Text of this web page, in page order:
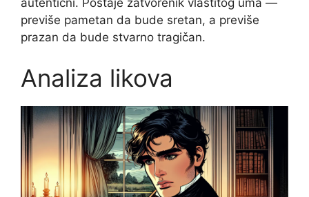
previše pametan da bude sretan, a previše
prazan da bude stvarno tragičan.
Analiza likova